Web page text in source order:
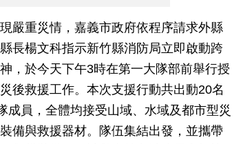
嚴重災情，嘉義市政府依程序請求外縣
長楊文科指示新竹縣消防局立即啟動跨
，於今天下午3時在第一大隊部前舉行授
後救援工作。本次支援行動共出動20名
成員，全體均接受山域、水域及都市型災
備與救援器材。隊伍集結出發，並攜帶